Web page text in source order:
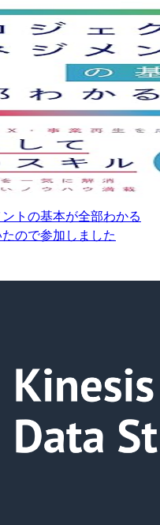
トの基本が全部わかる
ので参加しました